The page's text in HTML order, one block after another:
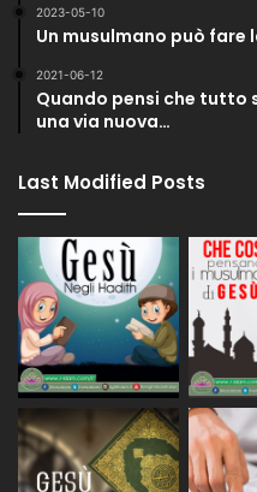
2023-05-10
Un musulmano può fare
2021-06-12
Quando pensi che tutto
una via nuova…
Last Modified Posts